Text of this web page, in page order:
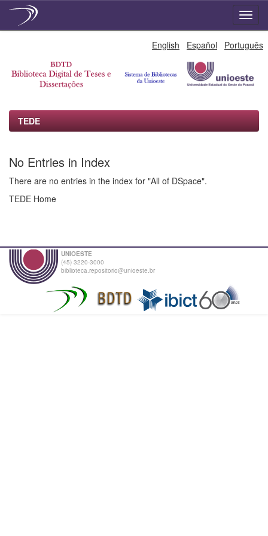
English Español Português
TEDE
No Entries in Index
There are no entries in the index for "All of DSpace".
TEDE Home
UNIOESTE
(45) 3220-3000
biblioteca.repositorio@unioeste.br